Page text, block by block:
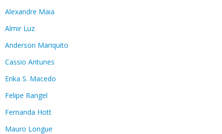
Alexandre Maia
Almir Luz
Anderson Mariquito
Cassio Antunes
Erika S. Macedo
Felipe Rangel
Fernanda Hott
Mauro Longue